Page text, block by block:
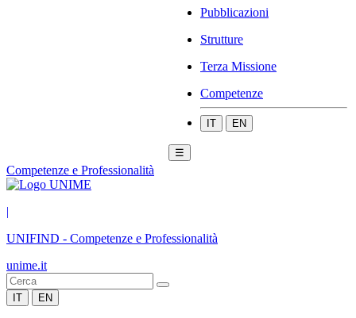
Pubblicazioni
Strutture
Terza Missione
Competenze
IT EN
☰
Competenze e Professionalità
|
UNIFIND - Competenze e Professionalità
unime.it
IT EN